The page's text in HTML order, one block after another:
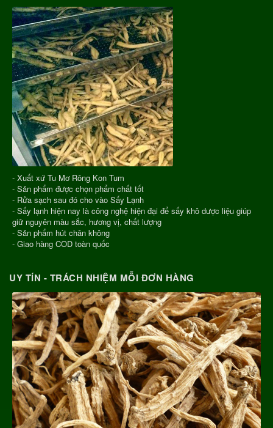
- Xuất xứ Tu Mơ Rông Kon Tum
- Sản phẩm được chọn phẩm chất tốt
- Rửa sạch sau đó cho vào Sấy Lạnh
- Sấy lạnh hiện nay là công nghệ hiện đại để sấy khô dược liệu giúp
giữ nguyên màu sắc, hương vị, chất lượng
- Sản phẩm hút chân không
- Giao hàng COD toàn quốc
UY TÍN - TRÁCH NHIỆM MỖI ĐƠN HÀNG